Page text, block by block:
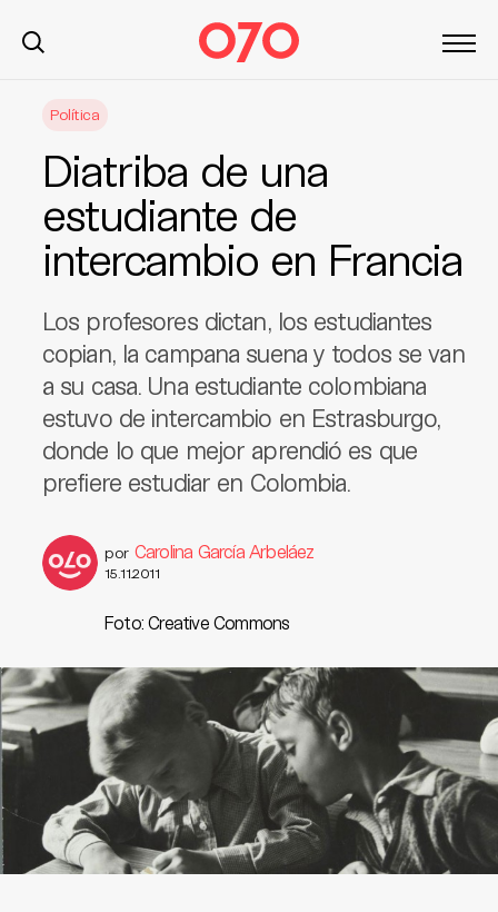
Política
Diatriba de una
estudiante de
intercambio en Francia
Los profesores dictan, los estudiantes
copian, la campana suena y todos se van
a su casa. Una estudiante colombiana
estuvo de intercambio en Estrasburgo,
donde lo que mejor aprendió es que
prefiere estudiar en Colombia.
por Carolina García Arbeláez
15.11.2011
Foto: Creative Commons